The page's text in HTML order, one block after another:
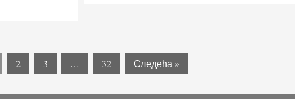
2 3 … 32 Следећа »